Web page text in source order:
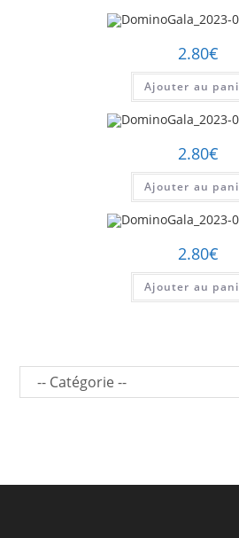
2.80€
Ajouter au
2.80€
Ajouter au
2.80€
Ajouter au